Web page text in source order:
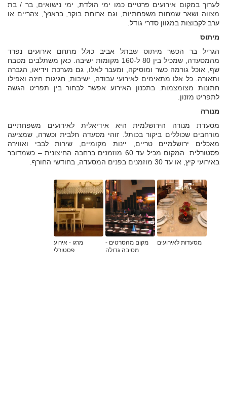
לערוך במקום אירועים פרטיים כמו ימי הולדת, ימי נישואים, בר / בת
מצווה ושאר שמחות משפחתיות, וגם ארוחת בוקר, בראנץ', צהריים או
ערב לקבוצות במגוון סדרי גודל.
מיתוס
הגריל בר הכשר מיתוס שבתל אביב כולל מתחם אירועים נפרד
מהמסעדה, שמכיל בין 80 ל-160 מקומות ישיבה. כאן משתלבים מטבח
שף, אוכל גורמה כשר ומוסיקה, ומעבר לאלו, גם מערכת וידיאו, הגברה
ותאורה. כל אלו מתאימים לאירועי עבודה, ישיבות, חגיגות חינה ואפילו
חתונות מצומצמות. בתכנון האירוע אפשר לבחור בין תפריט הגשה
לתפריט מזנון.
מנורה
מסעדת מנורה הירושלמית היא אידיאלית לאירועים משפחתיים
מורחבים שכוללים ביקור בכותל. זוהי מסעדה חלבית וכשרה, שמציעה
מאכלים ירושלמיים טריים, יינות מקומיים, שירות לבבי ואווירה
פסטורלית. המקום מכיל עד 60 מוזמנים ברחבה החיצונית – כשמדובר
באירועי קיץ, או עד 30 מוזמנים בפנים המסעדה, בחודשי החורף.
מסעדות לאירועים
מקום מהסרטים -
מסיבה גדולה
מרגו - אירוע
פסטורלי